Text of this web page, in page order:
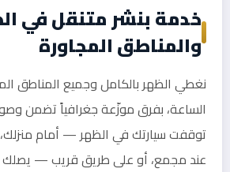
خدمة بنشر متنقل في
والمناطق المجاورة
نغطي الظهر بالكامل وجميع المناطق
الساعة، بفرق موزّعة جغرافياً تضمن
توقفت سيارتك في الظهر — أمام
عند مجمع، أو على طريق قريب —